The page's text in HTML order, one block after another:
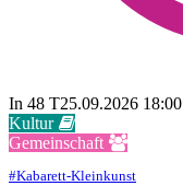
In 48 T25.09.2026 18:00
Kultur 
Gemeinschaft 
#Kabarett-Kleinkunst